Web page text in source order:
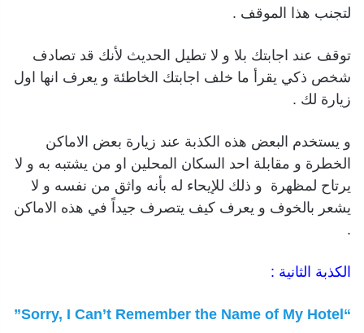
لتجنب هذا الموقف .
توقف عند اجابتك بلا و لا تطيل الحديث لأنك قد تصادف
شخص ذكي يقرأ ما خلف اجابتك الخاطئة و يعرف انها اول
زيارة لك .
و يستخدم البعض هذه الكذبة عند زيارة بعض الاماكن
الخطرة و مقابلة احد السكان المحلين او من يشتبه به و لا
يرتاح لمظهرة و ذلك للإيحاء له بأنه واثق من نفسه و لا
يشعر بالخوف و يعرف كيف يتصرف جيداً في هذه الاماكن
.
الكذبة الثانية :
“Sorry, I Can’t Remember the Name of My Hotel”